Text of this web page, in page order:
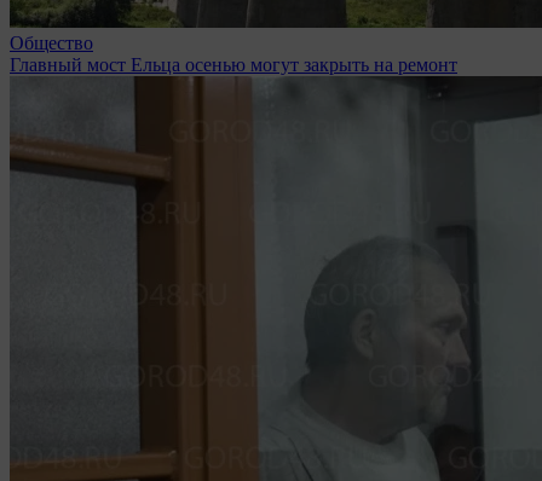
Общество
Главный мост Ельца осенью могут закрыть на ремонт